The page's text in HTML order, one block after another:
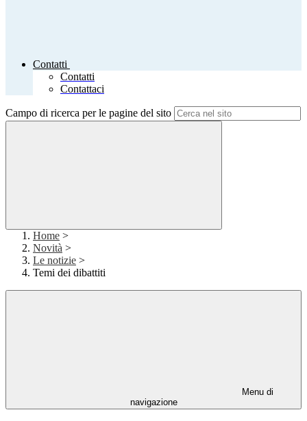
Contatti
Contatti
Contattaci
Campo di ricerca per le pagine del sito
Home >
Novità >
Le notizie >
Temi dei dibattiti
Menu di
navigazione